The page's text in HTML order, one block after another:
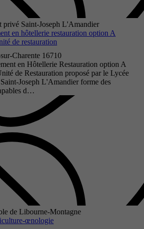
privé Saint-Joseph L'Amandier
en hôtellerie restauration option A
de restauration
Charente 16710
en Hôtellerie Restauration option A
de Restauration proposé par le Lycée
Joseph L'Amandier forme des
d…
de Libourne-Montagne
œnologie